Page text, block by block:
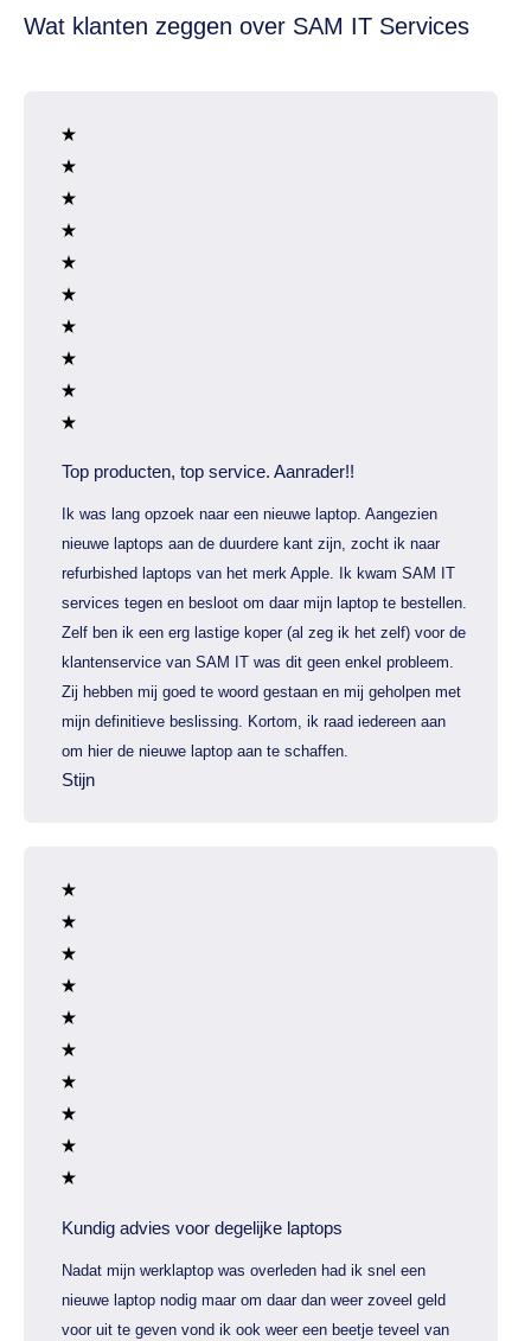
Wat klanten zeggen over SAM IT Services
Top producten, top service. Aanrader!!
Ik was lang opzoek naar een nieuwe laptop. Aangezien
nieuwe laptops aan de duurdere kant zijn, zocht ik naar
refurbished laptops van het merk Apple. Ik kwam SAM IT
services tegen en besloot om daar mijn laptop te bestellen.
Zelf ben ik een erg lastige koper (al zeg ik het zelf) voor de
klantenservice van SAM IT was dit geen enkel probleem.
Zij hebben mij goed te woord gestaan en mij geholpen met
mijn definitieve beslissing. Kortom, ik raad iedereen aan
om hier de nieuwe laptop aan te schaffen.
Stijn
Kundig advies voor degelijke laptops
Nadat mijn werklaptop was overleden had ik snel een
nieuwe laptop nodig maar om daar dan weer zoveel geld
voor uit te geven vond ik ook weer een beetje teveel van